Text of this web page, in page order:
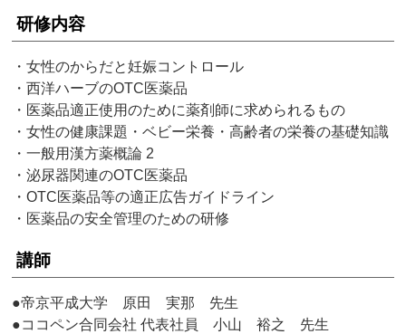
研修内容
・女性のからだと妊娠コントロール
・西洋ハーブのOTC医薬品
・医薬品適正使用のために薬剤師に求められるもの
・女性の健康課題・ベビー栄養・高齢者の栄養の基礎知識
・一般用漢方薬概論 2
・泌尿器関連のOTC医薬品
・OTC医薬品等の適正広告ガイドライン
・医薬品の安全管理のための研修
講師
●帝京平成大学 原田 実那 先生
●ココペン合同会社 代表社員 小山 裕之 先生